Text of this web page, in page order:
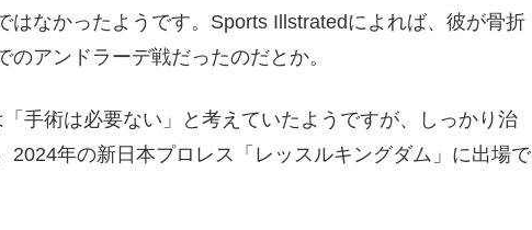
はなかったようです。Sports Illstratedによれば、彼が骨折
アンドラーデ戦だったのだとか。
手術は必要ない」と考えていたようですが、しっかり治
2024年の新日本プロレス「レッスルキングダム」に出場で